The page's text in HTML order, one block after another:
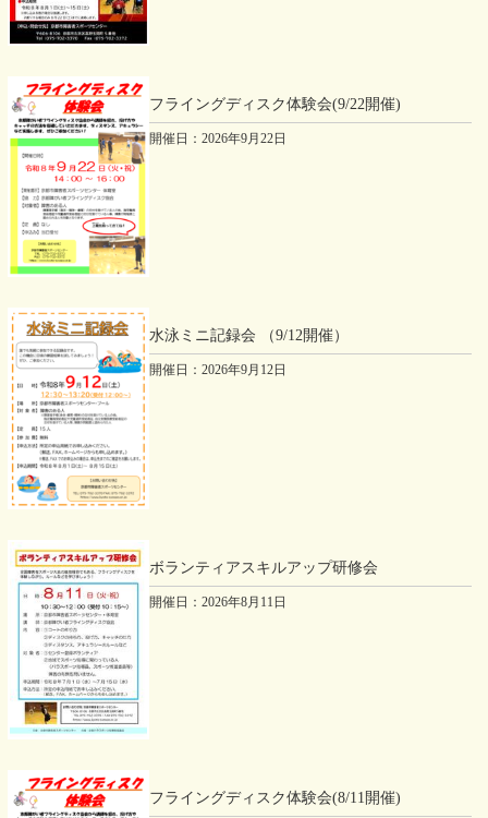
止につきまして
体育室
フライングディスク体験会(8/11開催)
2026年08月14日
プール
水中ウォーク＆アクア
2026年08月14日
プール
水泳ワンポイントレッスン
2026年08月19日
体育室
ストレッチ＆かんたんエクササイズ
2026年08月22日
アーチェリー場
アーチェリー教室
2026年08月28日
プール
水中ウォーク＆アクア
2026年08月28日
プール
水泳ワンポイントレッスン
2026年08月29日
プール
フライングディスク体験会(9/22開催)
開催日：2026年9月22日
水泳ミニ記録会 （9/12開催）
開催日：2026年9月12日
ボランティアスキルアップ研修会
開催日：2026年8月11日
フライングディスク体験会(8/11開催)